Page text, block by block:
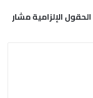
الحقول الإلزامية مشار